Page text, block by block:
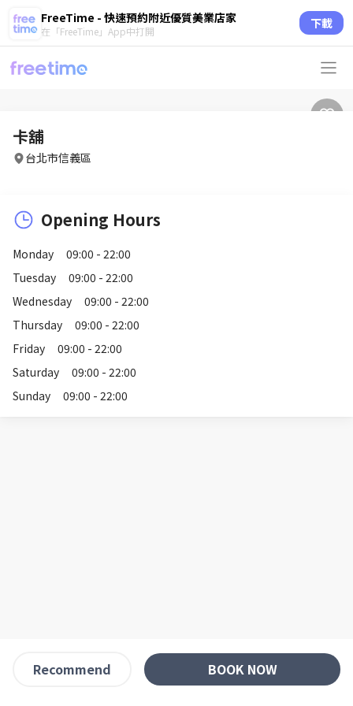
FreeTime - 快速預約附近優質美業店家
在「FreeTime」App中打開 下載
卡舖
台北市信義區
Opening Hours
Monday
09:00 - 22:00
Tuesday
09:00 - 22:00
Wednesday
09:00 - 22:00
Thursday
09:00 - 22:00
Friday
09:00 - 22:00
Saturday
09:00 - 22:00
Sunday
09:00 - 22:00
Recommend BOOK NOW